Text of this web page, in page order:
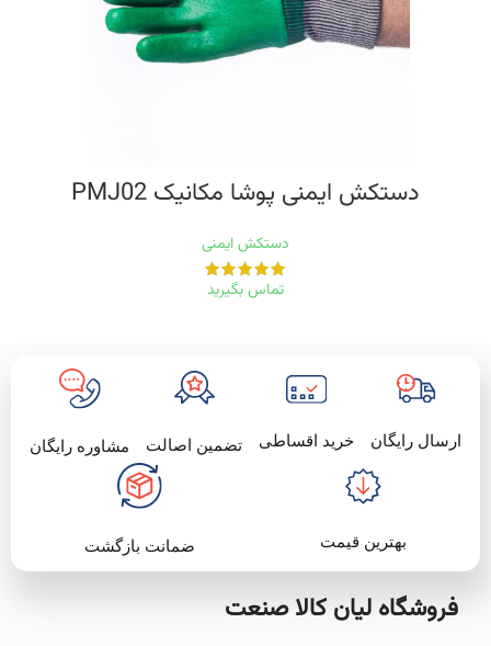
دستکش ایمنی پوشا مکانیک PMJ02
دستکش ایمنی
تماس بگیرید
ارسال رایگان خرید اقساطی تضمین اصالت مشاوره رایگان
بهترین قیمت ضمانت بازگشت
فروشگاه لیان‌ کالا صنعت